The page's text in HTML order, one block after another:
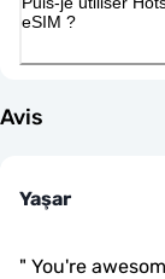
eSIM ?
Avis
Yaşar
" You're